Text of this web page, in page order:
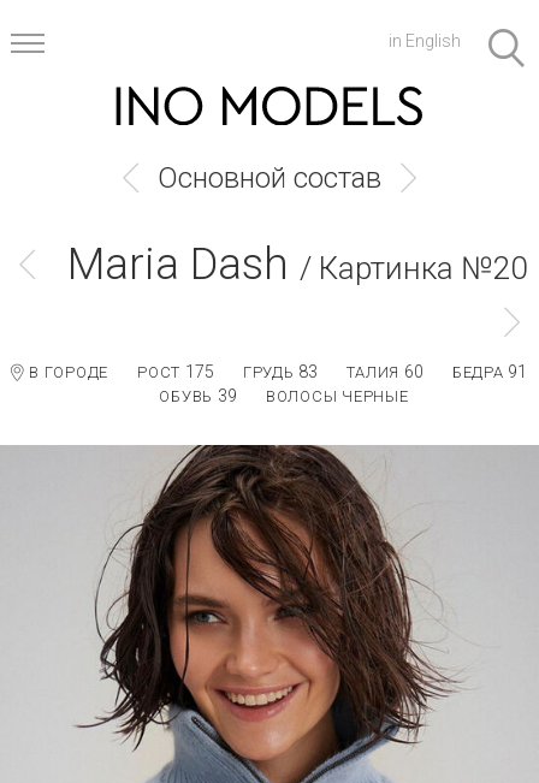
in English
Основной состав
Maria Dash / Картинка №20
В ГОРОДЕ РОСТ 175 ГРУДЬ 83 ТАЛИЯ 60 БЕДРА 91
ОБУВЬ 39 ВОЛОСЫ ЧЕРНЫЕ